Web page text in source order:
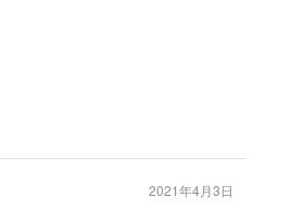
2021年4月3日